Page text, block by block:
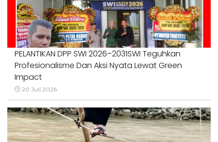
PELANTIKAN DPP SWI 2026–2031SWI Teguhkan
Profesionalisme Dan Aksi Nyata Lewat Green
Impact
20 Juli 2026